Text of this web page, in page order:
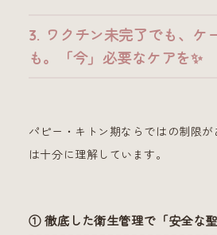
3. ワクチン未完了でも、ケ
も。「今」必要なケアを✨
パピー・キトン期ならではの制限が
は十分に理解しています。
① 徹底した衛生管理で「安全な